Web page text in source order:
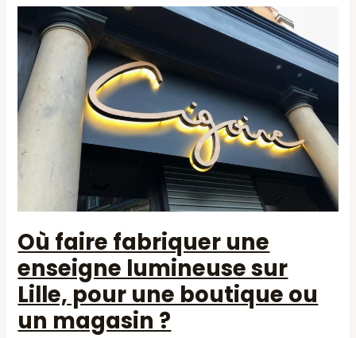
Où faire fabriquer une
enseigne lumineuse sur
Lille, pour une boutique ou
un magasin ?